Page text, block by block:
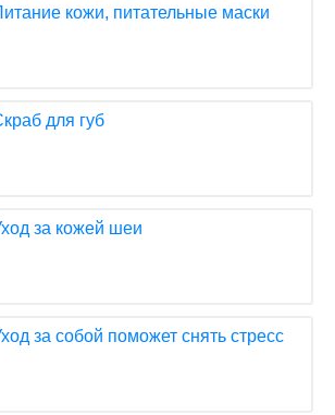
кожи, питательные маски
для губ
за кожей шеи
за собой поможет снять стресс